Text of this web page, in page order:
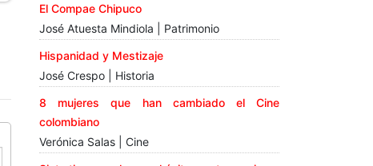
El Compae Chipuco
José Atuesta Mindiola | Patrimonio
Hispanidad y Mestizaje
José Crespo | Historia
8 mujeres que han cambiado el Cine
colombiano
Verónica Salas | Cine